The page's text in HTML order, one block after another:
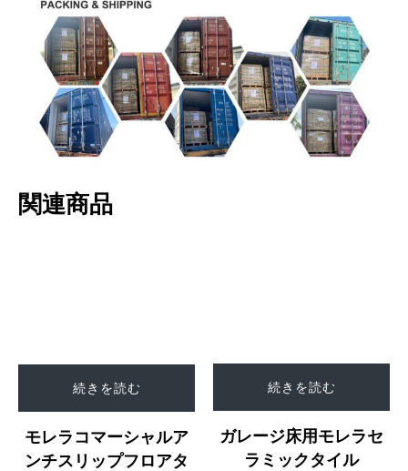
関連商品
続きを読む
モレラコマーシャルア
ンチスリップフロアタ
続きを読む
ガレージ床用モレラセ
ラミックタイル